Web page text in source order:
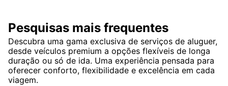
Pesquisas mais frequentes
Descubra uma gama exclusiva de serviços de aluguer,
desde veículos premium a opções flexíveis de longa
duração ou só de ida. Uma experiência pensada para
oferecer conforto, flexibilidade e excelência em cada
viagem.